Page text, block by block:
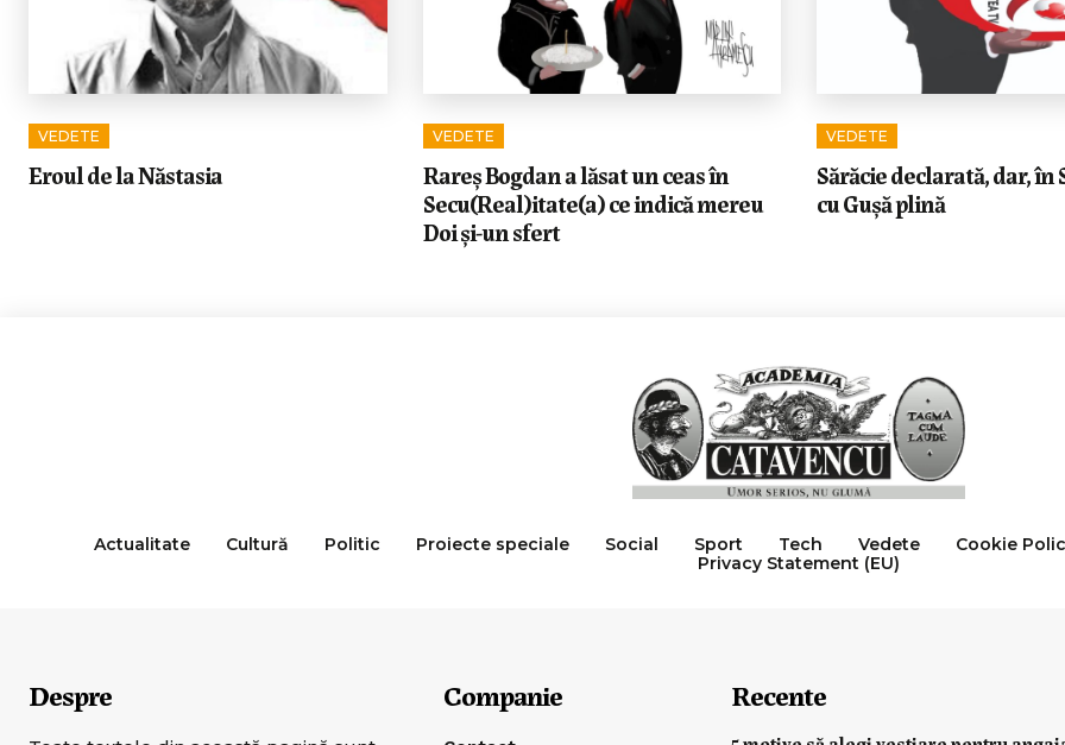
VEDETE
Eroul de la Năstasia
VEDETE
Rareș Bogdan a lăsat un ceas în
Secu(Real)itate(a) ce indică mereu
Doi și-un sfert
VEDETE
Sărăcie declarată, dar, în
cu Gușă plină
Actualitate Cultură Politic Proiecte speciale Social Sport Tech Vedete Cookie
Privacy Statement (EU)
Despre Companie Recente